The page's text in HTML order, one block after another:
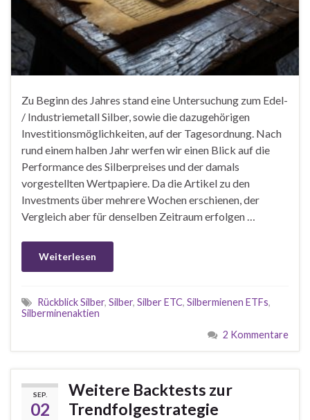
Zu Beginn des Jahres stand eine Untersuchung zum Edel-
/ Industriemetall Silber, sowie die dazugehörigen
Investitionsmöglichkeiten, auf der Tagesordnung. Nach
rund einem halben Jahr werfen wir einen Blick auf die
Performance des Silberpreises und der damals
vorgestellten Wertpapiere. Da die Artikel zu den
Investments über mehrere Wochen erschienen, der
Vergleich aber für denselben Zeitraum erfolgen …
Weiterlesen
Rückblick Silber, Silber, Silber ETC, Silbermienen ETFs,
Silberminenaktien
2 Kommentare
SEP.
02
Weitere Backtests zur
Trendfolgestrategie